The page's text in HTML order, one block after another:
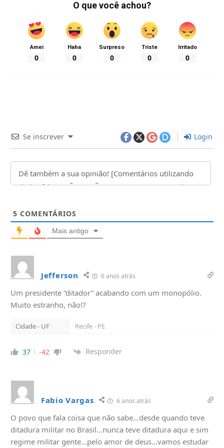
O que você achou?
Amei
0
Haha
0
Surpreso
0
Triste
0
Irritado
0
Se inscrever Login
5 COMENTÁRIOS
Mais antigo
Jefferson 6 anos atrás
Um presidente “ditador” acabando com um monopólio.
Muito estranho, não!?
Cidade - UF Recife - PE
37 -42 Responder
Fabio Vargas 6 anos atrás
O povo que fala coisa que não sabe…desde quando teve
ditadura militar no Brasil…nunca teve ditadura aqui e sim
regime militar gente…pelo amor de deus…vamos estudar